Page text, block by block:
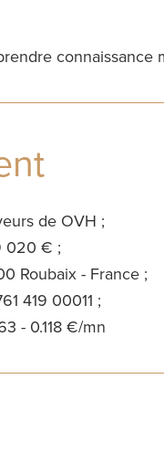
connaissance
de OVH ;
020 € ;
Roubaix - France ;
419 00011 ;
- 0.118 €/mn